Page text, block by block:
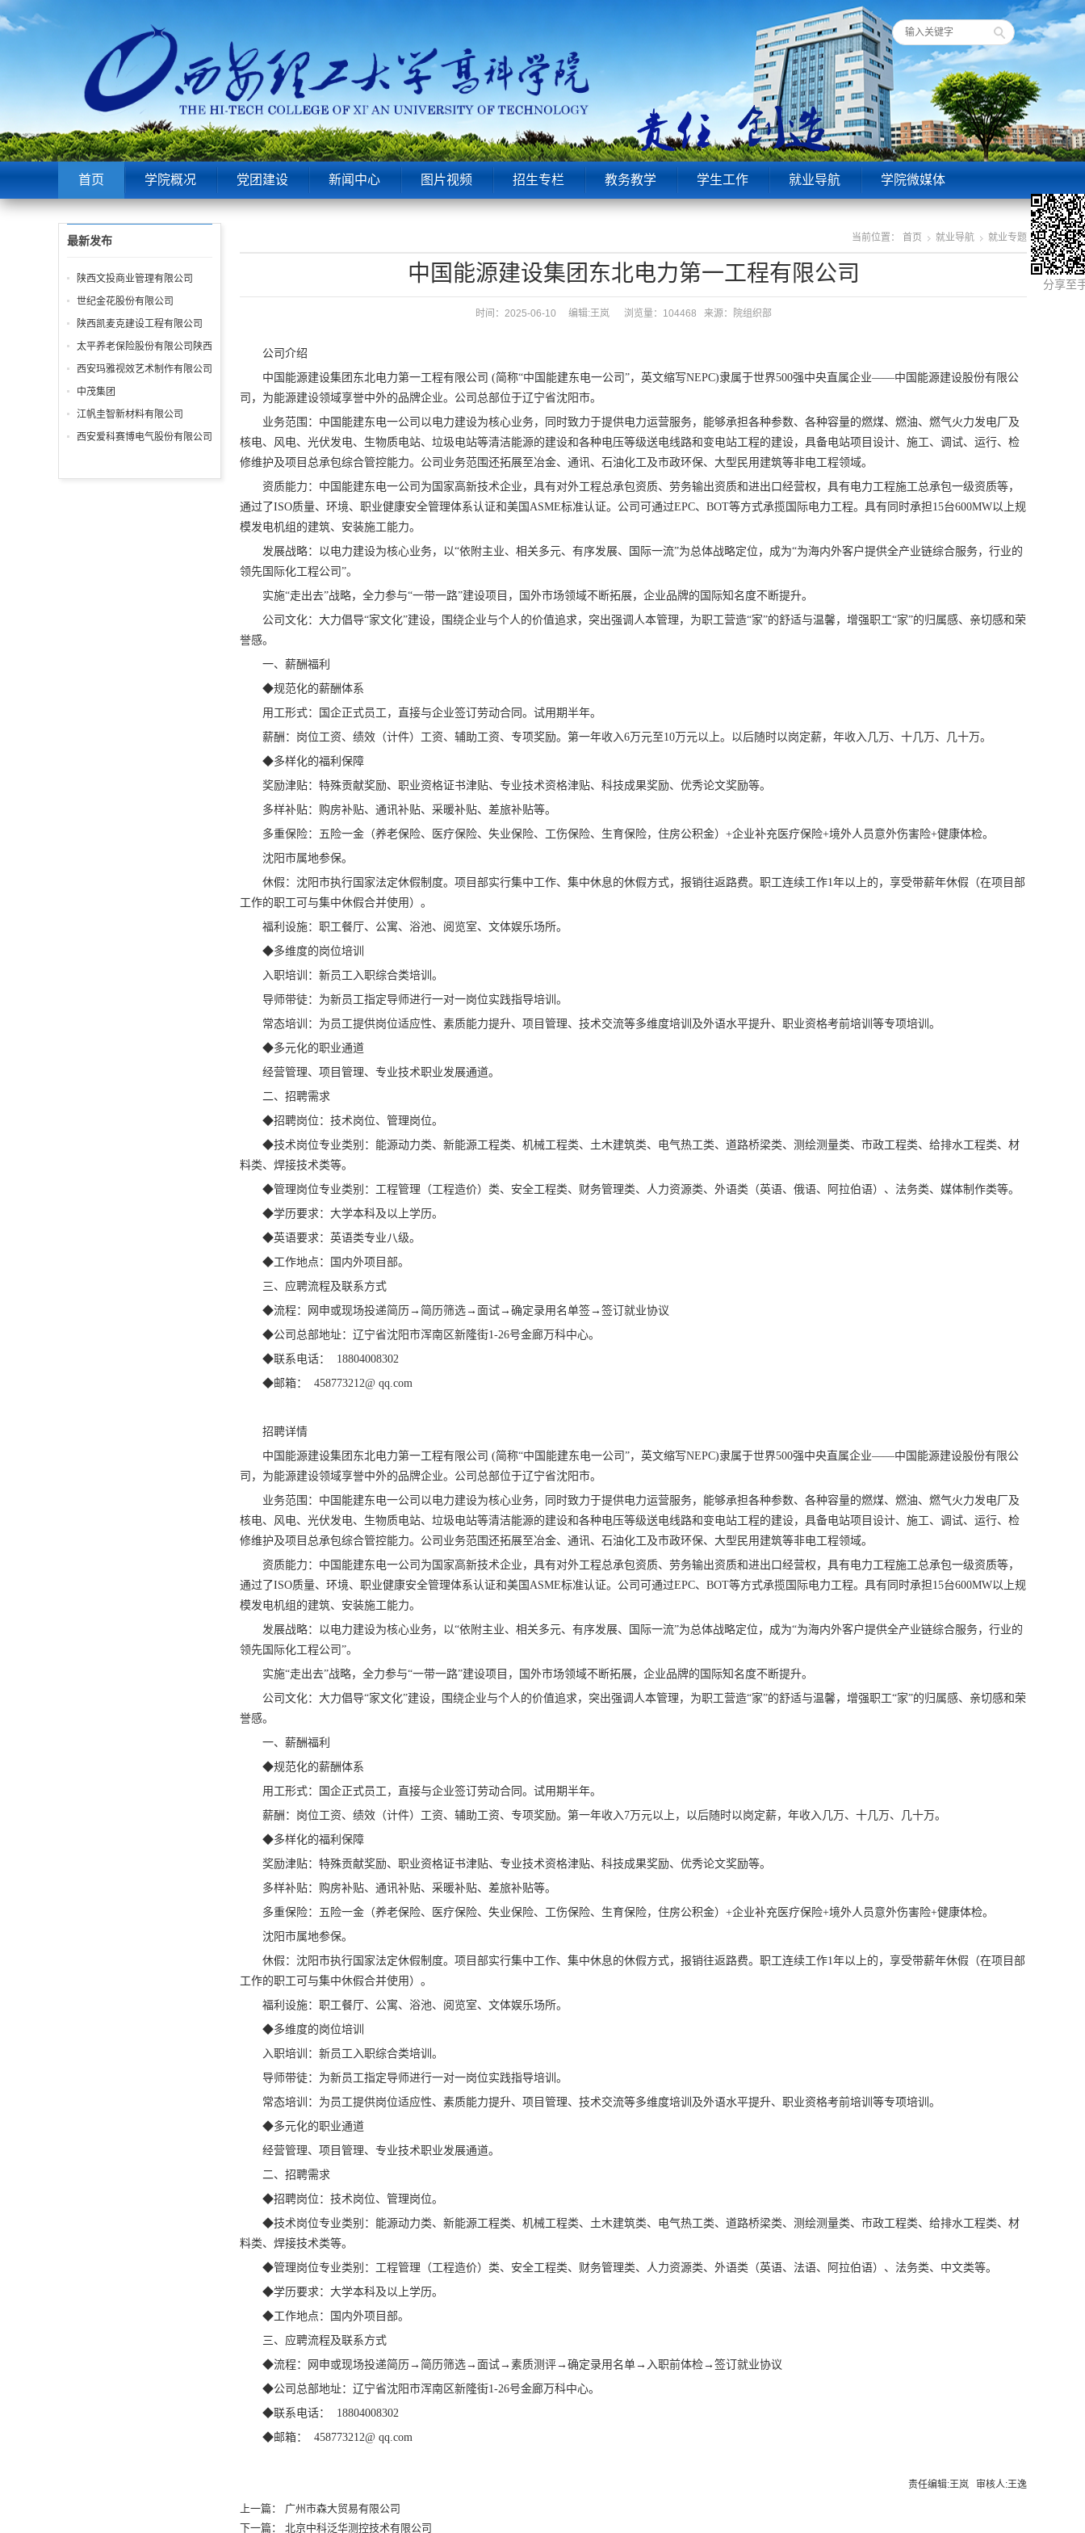
首页 学院概况 党团建设 新闻中心 图片视频 招生专栏 教务教学 学生工作 就业导航 学院微媒体
当前位置： 首页 就业导航 就业专题
分享至
中国能源建设集团东北电力第一工程有限公司
时间：2025-06-10 编辑:王岚 浏览量：104468 来源：院组织部
公司介绍
中国能源建设集团东北电力第一工程有限公司 (简称“中国能建东电一公司”，英文缩写NEPC)隶属于世界500强中央直属企业——中国能源建设股份有限公
司，为能源建设领域享誉中外的品牌企业。公司总部位于辽宁省沈阳市。
业务范围：中国能建东电一公司以电力建设为核心业务，同时致力于提供电力运营服务，能够承担各种参数、各种容量的燃煤、燃油、燃气火力发电厂及
核电、风电、光伏发电、生物质电站、垃圾电站等清洁能源的建设和各种电压等级送电线路和变电站工程的建设，具备电站项目设计、施工、调试、运行、检
修维护及项目总承包综合管控能力。公司业务范围还拓展至冶金、通讯、石油化工及市政环保、大型民用建筑等非电工程领域。
资质能力：中国能建东电一公司为国家高新技术企业，具有对外工程总承包资质、劳务输出资质和进出口经营权，具有电力工程施工总承包一级资质等，
通过了ISO质量、环境、职业健康安全管理体系认证和美国ASME标准认证。公司可通过EPC、BOT等方式承揽国际电力工程。具有同时承担15台600MW以上规
模发电机组的建筑、安装施工能力。
发展战略：以电力建设为核心业务，以“依附主业、相关多元、有序发展、国际一流”为总体战略定位，成为“为海内外客户提供全产业链综合服务，行业的
领先国际化工程公司”。
实施“走出去”战略，全力参与“一带一路”建设项目，国外市场领域不断拓展，企业品牌的国际知名度不断提升。
公司文化：大力倡导“家文化”建设，围绕企业与个人的价值追求，突出强调人本管理，为职工营造“家”的舒适与温馨，增强职工“家”的归属感、亲切感和荣
誉感。
一、薪酬福利
◆规范化的薪酬体系
用工形式：国企正式员工，直接与企业签订劳动合同。试用期半年。
薪酬：岗位工资、绩效（计件）工资、辅助工资、专项奖励。第一年收入6万元至10万元以上。以后随时以岗定薪，年收入几万、十几万、几十万。
◆多样化的福利保障
奖励津贴：特殊贡献奖励、职业资格证书津贴、专业技术资格津贴、科技成果奖励、优秀论文奖励等。
多样补贴：购房补贴、通讯补贴、采暖补贴、差旅补贴等。
多重保险：五险一金（养老保险、医疗保险、失业保险、工伤保险、生育保险，住房公积金）+企业补充医疗保险+境外人员意外伤害险+健康体检。
沈阳市属地参保。
休假：沈阳市执行国家法定休假制度。项目部实行集中工作、集中休息的休假方式，报销往返路费。职工连续工作1年以上的，享受带薪年休假（在项目部
工作的职工可与集中休假合并使用）。
福利设施：职工餐厅、公寓、浴池、阅览室、文体娱乐场所。
◆多维度的岗位培训
入职培训：新员工入职综合类培训。
导师带徒：为新员工指定导师进行一对一岗位实践指导培训。
常态培训：为员工提供岗位适应性、素质能力提升、项目管理、技术交流等多维度培训及外语水平提升、职业资格考前培训等专项培训。
◆多元化的职业通道
经营管理、项目管理、专业技术职业发展通道。
二、招聘需求
◆招聘岗位：技术岗位、管理岗位。
◆技术岗位专业类别：能源动力类、新能源工程类、机械工程类、土木建筑类、电气热工类、道路桥梁类、测绘测量类、市政工程类、给排水工程类、材
料类、焊接技术类等。
◆管理岗位专业类别：工程管理（工程造价）类、安全工程类、财务管理类、人力资源类、外语类（英语、俄语、阿拉伯语）、法务类、媒体制作类等。
◆学历要求：大学本科及以上学历。
◆英语要求：英语类专业八级。
◆工作地点：国内外项目部。
三、应聘流程及联系方式
◆流程：网申或现场投递简历→简历筛选→面试→确定录用名单签→签订就业协议
◆公司总部地址：辽宁省沈阳市浑南区新隆街1-26号金廊万科中心。
◆联系电话： 18804008302
◆邮箱： 458773212@ qq.com
招聘详情
中国能源建设集团东北电力第一工程有限公司 (简称“中国能建东电一公司”，英文缩写NEPC)隶属于世界500强中央直属企业——中国能源建设股份有限公
司，为能源建设领域享誉中外的品牌企业。公司总部位于辽宁省沈阳市。
业务范围：中国能建东电一公司以电力建设为核心业务，同时致力于提供电力运营服务，能够承担各种参数、各种容量的燃煤、燃油、燃气火力发电厂及
核电、风电、光伏发电、生物质电站、垃圾电站等清洁能源的建设和各种电压等级送电线路和变电站工程的建设，具备电站项目设计、施工、调试、运行、检
修维护及项目总承包综合管控能力。公司业务范围还拓展至冶金、通讯、石油化工及市政环保、大型民用建筑等非电工程领域。
资质能力：中国能建东电一公司为国家高新技术企业，具有对外工程总承包资质、劳务输出资质和进出口经营权，具有电力工程施工总承包一级资质等，
通过了ISO质量、环境、职业健康安全管理体系认证和美国ASME标准认证。公司可通过EPC、BOT等方式承揽国际电力工程。具有同时承担15台600MW以上规
模发电机组的建筑、安装施工能力。
发展战略：以电力建设为核心业务，以“依附主业、相关多元、有序发展、国际一流”为总体战略定位，成为“为海内外客户提供全产业链综合服务，行业的
领先国际化工程公司”。
实施“走出去”战略，全力参与“一带一路”建设项目，国外市场领域不断拓展，企业品牌的国际知名度不断提升。
公司文化：大力倡导“家文化”建设，围绕企业与个人的价值追求，突出强调人本管理，为职工营造“家”的舒适与温馨，增强职工“家”的归属感、亲切感和荣
誉感。
一、薪酬福利
◆规范化的薪酬体系
用工形式：国企正式员工，直接与企业签订劳动合同。试用期半年。
薪酬：岗位工资、绩效（计件）工资、辅助工资、专项奖励。第一年收入7万元以上，以后随时以岗定薪，年收入几万、十几万、几十万。
◆多样化的福利保障
奖励津贴：特殊贡献奖励、职业资格证书津贴、专业技术资格津贴、科技成果奖励、优秀论文奖励等。
多样补贴：购房补贴、通讯补贴、采暖补贴、差旅补贴等。
多重保险：五险一金（养老保险、医疗保险、失业保险、工伤保险、生育保险，住房公积金）+企业补充医疗保险+境外人员意外伤害险+健康体检。
沈阳市属地参保。
休假：沈阳市执行国家法定休假制度。项目部实行集中工作、集中休息的休假方式，报销往返路费。职工连续工作1年以上的，享受带薪年休假（在项目部
工作的职工可与集中休假合并使用）。
福利设施：职工餐厅、公寓、浴池、阅览室、文体娱乐场所。
◆多维度的岗位培训
入职培训：新员工入职综合类培训。
导师带徒：为新员工指定导师进行一对一岗位实践指导培训。
常态培训：为员工提供岗位适应性、素质能力提升、项目管理、技术交流等多维度培训及外语水平提升、职业资格考前培训等专项培训。
◆多元化的职业通道
经营管理、项目管理、专业技术职业发展通道。
二、招聘需求
◆招聘岗位：技术岗位、管理岗位。
◆技术岗位专业类别：能源动力类、新能源工程类、机械工程类、土木建筑类、电气热工类、道路桥梁类、测绘测量类、市政工程类、给排水工程类、材
料类、焊接技术类等。
◆管理岗位专业类别：工程管理（工程造价）类、安全工程类、财务管理类、人力资源类、外语类（英语、法语、阿拉伯语）、法务类、中文类等。
◆学历要求：大学本科及以上学历。
◆工作地点：国内外项目部。
三、应聘流程及联系方式
◆流程：网申或现场投递简历→简历筛选→面试→素质测评→确定录用名单→入职前体检→签订就业协议
◆公司总部地址：辽宁省沈阳市浑南区新隆街1-26号金廊万科中心。
◆联系电话： 18804008302
◆邮箱： 458773212@ qq.com
责任编辑:王岚 审核人:王逸
上一篇： 广州市森大贸易有限公司
下一篇： 北京中科泛华测控技术有限公司
最新发布
陕西文投商业管理有限公司
世纪金花股份有限公司
陕西凯麦克建设工程有限公司
太平养老保险股份有限公司陕西
分公司
西安玛雅视效艺术制作有限公司
中茂集团
江帆圭智新材料有限公司
西安爱科赛博电气股份有限公司